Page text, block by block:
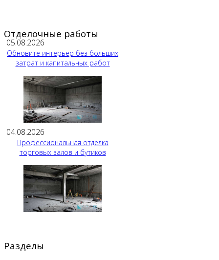
Отделочные работы
05.08.2026
Обновите интерьер без больших
затрат и капитальных работ
04.08.2026
Профессиональная отделка
торговых залов и бутиков
Разделы